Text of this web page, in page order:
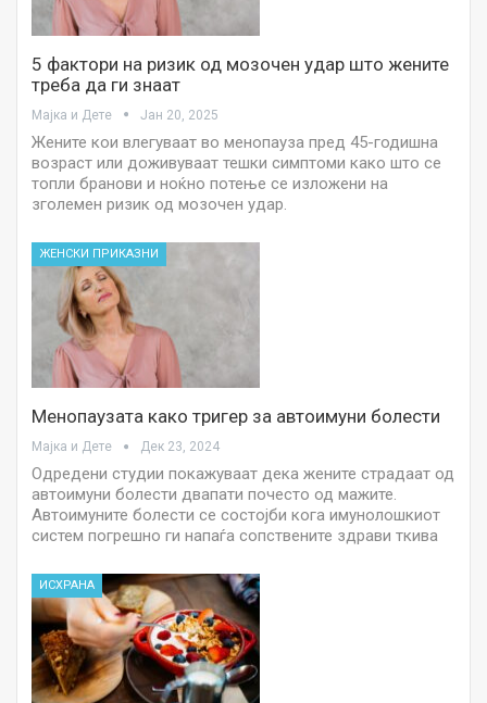
5 фактори на ризик од мозочен удар што жените
треба да ги знаат
Мајка и Дете Јан 20, 2025
Жените кои влегуваат во менопауза пред 45-годишна
возраст или доживуваат тешки симптоми како што се
топли бранови и ноќно потење се изложени на
зголемен ризик од мозочен удар.
ЖЕНСКИ ПРИКАЗНИ
Менопаузата како тригер за автоимуни болести
Мајка и Дете Дек 23, 2024
Одредени студии покажуваат дека жените страдаат од
автоимуни болести двапати почесто од мажите.
Автоимуните болести се состојби кога имунолошкиот
систем погрешно ги напаѓа сопствените здрави ткива
ИСХРАНА